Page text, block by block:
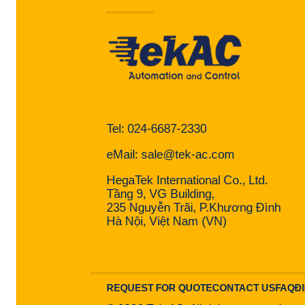
Tel: 024-6687-2330
eMail: sale@tek-ac.com
HegaTek International Co., Ltd.
Tầng 9, VG Building,
235 Nguyễn Trãi, P.Khương Đình
Hà Nội, Việt Nam (VN)
REQUEST FOR QUOTECONTACT USFAQ